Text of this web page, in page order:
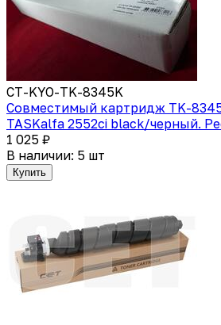
CT-KYO-TK-8345K
Совместимый картридж TK-
TASKalfa 2552ci black/черный.
1 025 ₽
В наличии: 5 шт
Купить